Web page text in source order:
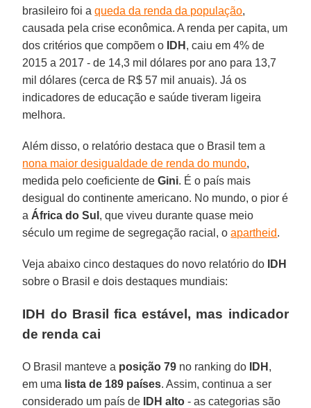
brasileiro foi aqueda da renda da população,
causada pela crise econômica. A renda per capita, um
dos critérios que compõem o
IDH , caiu em 4% de
2015 a 2017 - de 14,3 mil dólares por ano para 13,7
mil dólares (cerca de R$ 57 mil anuais). Já os
indicadores de educação e saúde tiveram ligeira
melhora.
Além disso, o relatório destaca que o Brasil tem a
nona maior desigualdade de renda do mundo,
medida pelo coeficiente deGini. É o país mais
desigual do continente americano. No mundo, o pior é
a África do Sul , que viveu durante quase meio
século um regime de segregação racial, oapartheid.
Veja abaixo cinco destaques do novo relatório do
IDH
sobre o Brasil e dois destaques mundiais:
IDH do Brasil fica estável, mas indicador
de renda cai
O Brasil manteve a posição 79 no ranking do IDH ,
em uma lista de 189 países. Assim, continua a ser
considerado um país de
IDH alto - as categorias são